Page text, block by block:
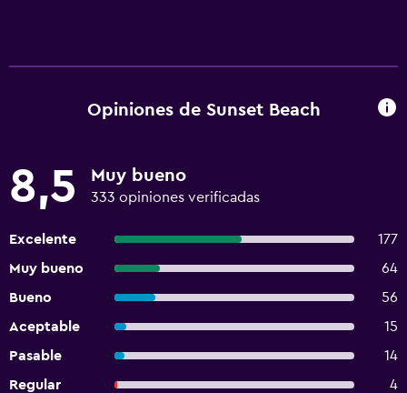
Opiniones de Sunset Beach
8,5 Muy bueno
333 opiniones verificadas
Excelente
177
Muy bueno
64
Bueno
56
Aceptable
15
Pasable
14
Regular
4